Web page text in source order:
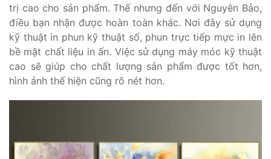
trị cao cho sản phẩm. Thế nhưng đến với Nguyên Bảo,
điều bạn nhận được hoàn toàn khác. Nơi đây sử dụng
kỹ thuật in phun kỹ thuật số, phun trực tiếp mực in lên
bề mặt chất liệu in ấn. Việc sử dụng máy móc kỹ thuật
cao sẽ giúp cho chất lượng sản phẩm được tốt hơn,
hình ảnh thể hiện cũng rõ nét hơn.